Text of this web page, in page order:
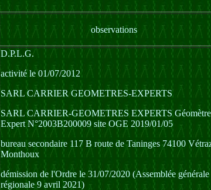
observations
D.P.L.G.
activité le 01/07/2012
SARL CARRIER GEOMETRES-EXPERTS
SARL CARRIER-GEOMETRES EXPERTS
Expert N°2003B200009 site OGE 2019/01/05
bureau secondaire 117 B route de Taninges 74100
Monthoux
démission de l'Ordre le 31/07/2020 (Assemblée générale
régionale 9 avril 2021)